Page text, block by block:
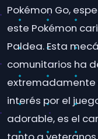
Pokémon Go,
este Pokémon
Paldea. Esta
comunitarios ha
interés por el
adorable, es el